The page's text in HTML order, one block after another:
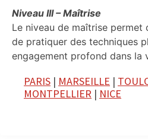
Niveau III – Maîtrise
Le niveau de maîtrise permet
de pratiquer des techniques
engagement profond dans la
PARIS | MARSEILLE |
MONTPELLIER | NICE